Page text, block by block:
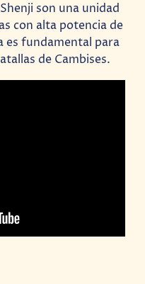
son una unidad
con alta potencia de
es fundamental para
de Cambises.